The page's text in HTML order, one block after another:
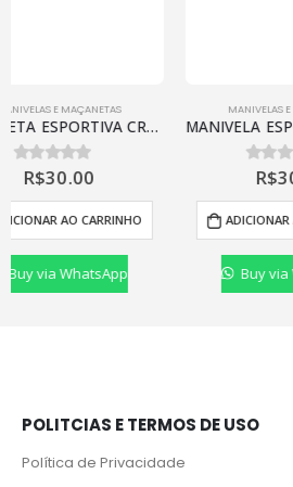
MANIVELAS E MAÇANETAS
MANIVELA ESPORTIVA C/PARAFUSO CROMADA E MARROM
0de 5
R$
ADICIONAR AO CARRINHO
Buy via WhatsApp
POLITCIAS E TERMOS DE USO
Política de Privacidade